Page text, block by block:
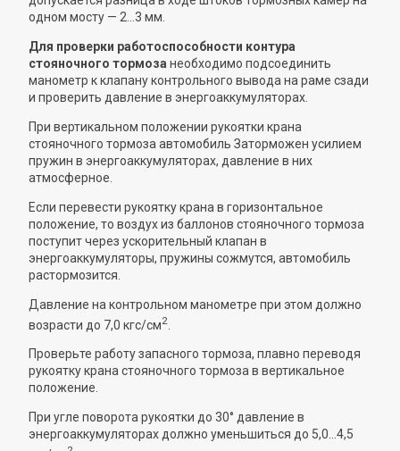
одном мосту — 2...3 мм.
Для проверки работоспособности контура
стояночного тормоза необходимо подсоединить
манометр к клапану контрольного вывода на раме сзади
и проверить давление в энергоаккумуляторах.
При вертикальном положении рукоятки крана
стояночного тормоза автомобиль Заторможен усилием
пружин в энергоаккумуляторах, давление в них
атмосферное.
Если перевести рукоятку крана в горизонтальное
положение, то воздух из баллонов стояночного тормоза
поступит через ускорительный клапан в
энергоаккумуляторы, пружины сожмутся, автомобиль
растормозится.
Давление на контрольном манометре при этом должно
возрасти до 7,0 кгс/см2
Проверьте работу запасного тормоза, плавно переводя
рукоятку крана стояночного тормоза в вертикальное
положение.
При угле поворота рукоятки до 30° давление в
энергоаккумуляторах должно уменьшиться до 5,0...4,5